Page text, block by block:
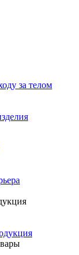
за телом